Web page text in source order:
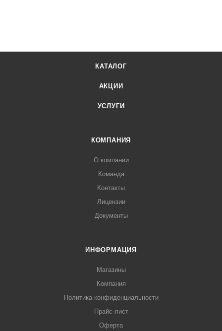
КАТАЛОГ
АКЦИИ
УСЛУГИ
КОМПАНИЯ
О компании
Команда
Контакты
Лицензии
Документы
ИНФОРМАЦИЯ
Магазины
Компания
Политика конфиденциальности
Прайс-лист
Оферта